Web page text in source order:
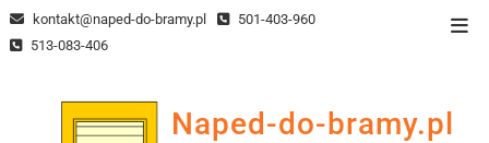
Skip
to
kontakt@naped-do-bramy.pl
501-403-960
513-083-406
Naped-do-bramy.pl